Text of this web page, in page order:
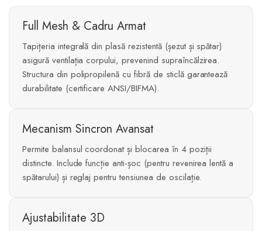
Full Mesh & Cadru Armat
Tapițeria integrală din plasă rezistentă (șezut și spătar)
asigură ventilația corpului, prevenind supraîncălzirea.
Structura din polipropilenă cu fibră de sticlă garantează
durabilitate (certificare ANSI/BIFMA).
Mecanism Sincron Avansat
Permite balansul coordonat și blocarea în 4 poziții
distincte. Include funcție anti-șoc (pentru revenirea lentă a
spătarului) și reglaj pentru tensiunea de oscilație.
Ajustabilitate 3D